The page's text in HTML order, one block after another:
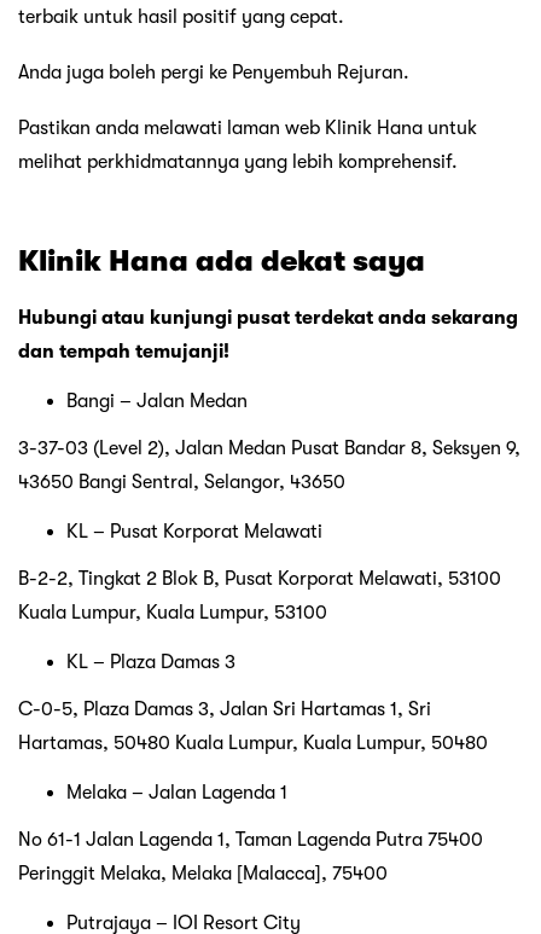
terbaik untuk hasil positif yang cepat.
Anda juga boleh pergi ke Penyembuh Rejuran.
Pastikan anda melawati laman web Klinik Hana untuk
melihat perkhidmatannya yang lebih komprehensif.
Klinik Hana ada dekat saya
Hubungi atau kunjungi pusat terdekat anda sekarang
dan tempah temujanji!
Bangi – Jalan Medan
3-37-03 (Level 2), Jalan Medan Pusat Bandar 8, Seksyen 9,
43650 Bangi Sentral, Selangor, 43650
KL – Pusat Korporat Melawati
B-2-2, Tingkat 2 Blok B, Pusat Korporat Melawati, 53100
Kuala Lumpur, Kuala Lumpur, 53100
KL – Plaza Damas 3
C-0-5, Plaza Damas 3, Jalan Sri Hartamas 1, Sri
Hartamas, 50480 Kuala Lumpur, Kuala Lumpur, 50480
Melaka – Jalan Lagenda 1
No 61-1 Jalan Lagenda 1, Taman Lagenda Putra 75400
Peringgit Melaka, Melaka [Malacca], 75400
Putrajaya – IOI Resort City